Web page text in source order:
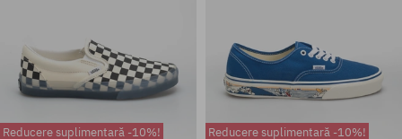
Reducere suplimentară -10%!
Reducere suplimentară -10%!